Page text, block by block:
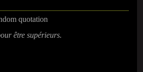
être supérieurs.